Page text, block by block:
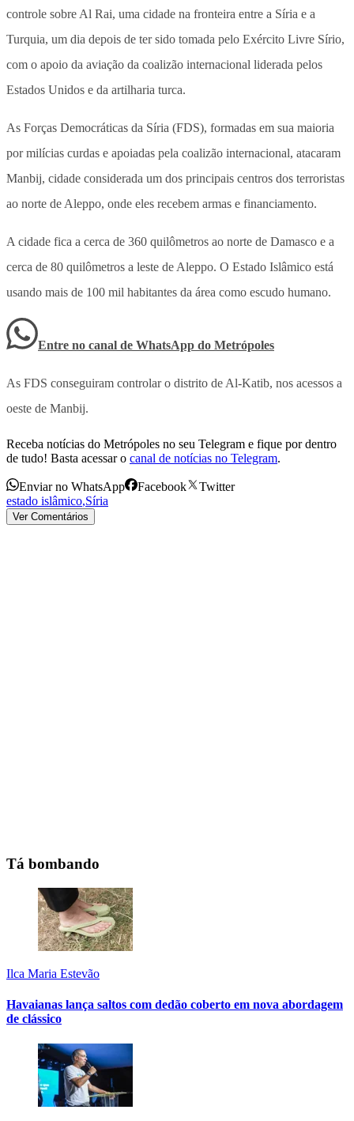
controle sobre Al Rai, uma cidade na fronteira entre a Síria e a
Turquia, um dia depois de ter sido tomada pelo Exército Livre Sírio,
com o apoio da aviação da coalizão internacional liderada pelos
Estados Unidos e da artilharia turca.
As Forças Democráticas da Síria (FDS), formadas em sua maioria
por milícias curdas e apoiadas pela coalizão internacional, atacaram
Manbij, cidade considerada um dos principais centros dos terroristas
ao norte de Aleppo, onde eles recebem armas e financiamento.
A cidade fica a cerca de 360 quilômetros ao norte de Damasco e a
cerca de 80 quilômetros a leste de Aleppo. O Estado Islâmico está
usando mais de 100 mil habitantes da área como escudo humano.
Entre no canal de WhatsApp do Metrópoles
As FDS conseguiram controlar o distrito de Al-Katib, nos acessos a
oeste de Manbij.
Receba notícias do Metrópoles no seu Telegram e fique por dentro
de tudo! Basta acessar o canal de notícias no Telegram.
Enviar no WhatsApp Facebook
Twitter
estado islâmico,Síria
Ver Comentários
Tá bombando
Ilca Maria Estevão
Havaianas lança saltos com dedão coberto em nova abordagem
de clássico